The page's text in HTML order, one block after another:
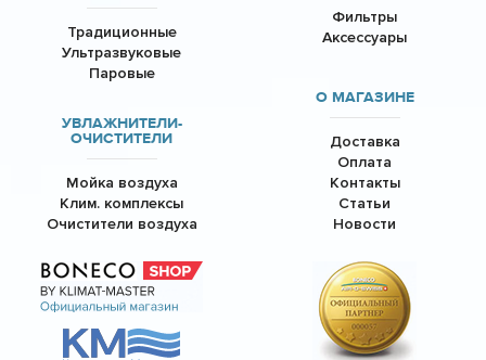
Традиционные
Ультразвуковые
Паровые
УВЛАЖНИТЕЛИ-
ОЧИСТИТЕЛИ
Мойка воздуха
Клим. комплексы
Очистители воздуха
Фильтры
Аксессуары
О МАГАЗИНЕ
Доставка
Оплата
Контакты
Статьи
Новости